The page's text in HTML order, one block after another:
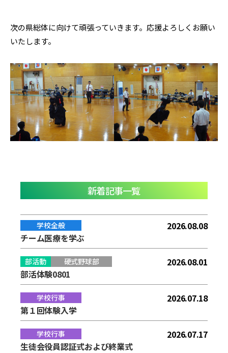
次の県総体に向けて頑張っていきます。応援よろしくお願い
いたします。
新着記事一覧
学校全般
2026.08.08
チーム医療を学ぶ
部活動 硬式野球部
2026.08.01
部活体験0801
学校行事
2026.07.18
第１回体験入学
学校行事
2026.07.17
生徒会役員認証式および終業式